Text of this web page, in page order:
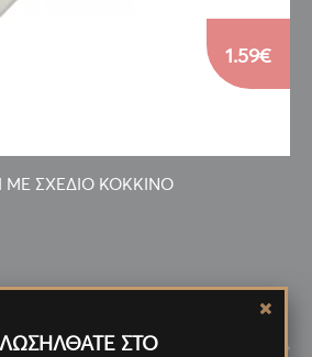
ΜΕ ΣΧΕΔΙΟ ΚΟΚΚΙΝΟ
1.59€
Προϊόντα >
ΣΤΟ